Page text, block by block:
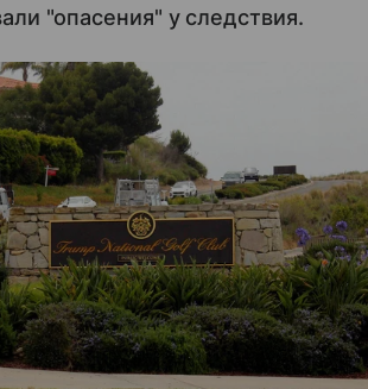
"опасения" у следствия.